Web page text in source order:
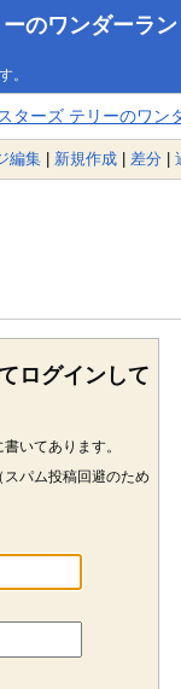
のワンダーラン
。
ターズ テリーのワン
編集 | 新規作成 | 差分 |
ログインして
いてあります。
パム投稿回避のため